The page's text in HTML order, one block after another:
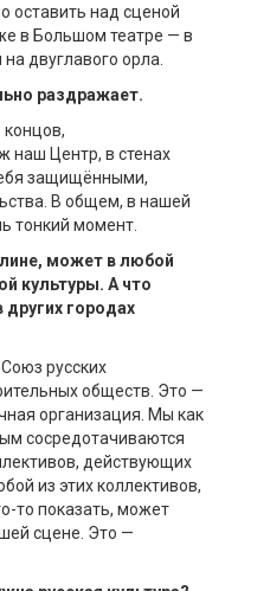
оставить над сценой
в Большом театре — в
двуглавого орла.
раздражает.
наш Центр, в стенах
защищёнными,
В общем, в нашей
тонкий момент.
, может в любой
культуры. А что
городах
русских
обществ. Это —
организация. Мы как
сосредотачиваются
действующих
из этих коллективов,
то показать, может
сцене. Это —